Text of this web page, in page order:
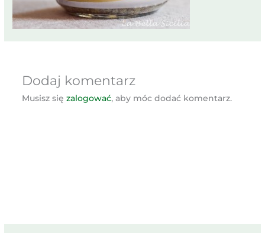
Dodaj komentarz
Musisz się zalogować, aby móc dodać komentarz.